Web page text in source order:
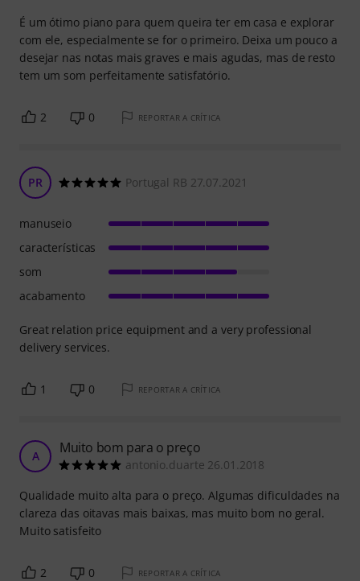
É um ótimo piano para quem queira ter em casa e explorar
com ele, especialmente se for o primeiro. Deixa um pouco a
desejar nas notas mais graves e mais agudas, mas de resto
tem um som perfeitamente satisfatório.
2 0 REPORTAR A CRÍTICA
PR Portugal RB 27.07.2021
Great relation price equipment and a very professional
delivery services.
manuseio
características
som
acabamento
1 0 REPORTAR A CRÍTICA
A Muito bom para o preço
antonio.duarte 26.01.2018
Qualidade muito alta para o preço. Algumas dificuldades na
clareza das oitavas mais baixas, mas muito bom no geral.
Muito satisfeito
2 0 REPORTAR A CRÍTICA